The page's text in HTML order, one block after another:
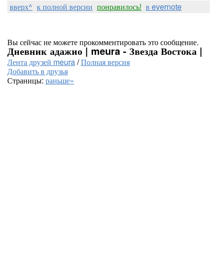
вверх^ к полной версии понравилось! в evernote
Вы сейчас не можете прокомментировать это сообщение.
Дневник адажио | meura - Звезда Востока |
Лента друзей meura/Полная версия
Добавить в друзья
Страницы: раньше»